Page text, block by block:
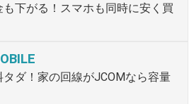
下がる！スマホも同時に安く買
ダ！家の回線がJCOMなら容量